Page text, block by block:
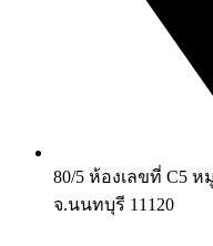
80/5 ห้องเลขที่ C5
จ.นนทบุรี 11120